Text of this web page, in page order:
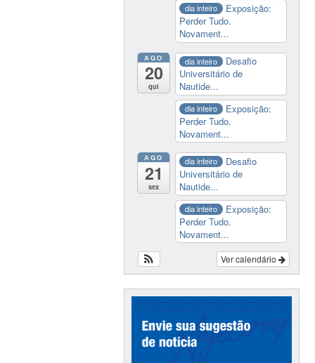
dia inteiro
Exposição:
Perder Tudo.
Novament...
AGO
20
qui
dia inteiro
Desafio
Universitário de
Nautide...
dia inteiro
Exposição:
Perder Tudo.
Novament...
AGO
21
sex
dia inteiro
Desafio
Universitário de
Nautide...
dia inteiro
Exposição:
Perder Tudo.
Novament...
Ver calendário